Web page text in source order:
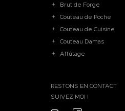
Brut de Forge
Couteau de Poche
Couteau de Cuisine
Couteau Damas
Affûtage
RESTONS EN CONTACT
SUIVEZ MOI !